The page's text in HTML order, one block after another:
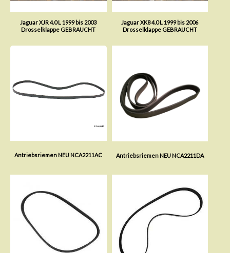
Jaguar XJR 4.0 L 1999 bis 2003
Drosselklappe GEBRAUCHT
Jaguar XK8 4.0 L 1999 bis 2006
Drosselklappe GEBRAUCHT
Antriebsriemen NEU NCA2211AC Antriebsriemen NEU NCA2211DA